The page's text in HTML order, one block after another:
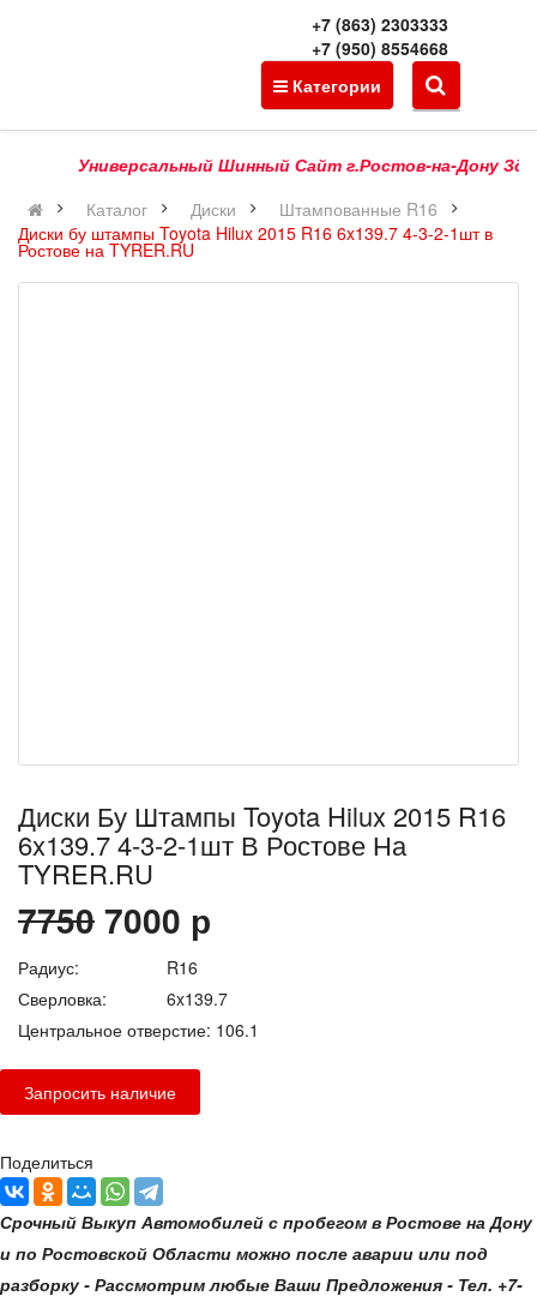
+7 (863) 2303333
+7 (950) 8554668
Категории
Универсальный Шинный Сайт г.Ростов-на-Дону
Каталог
Диски
Штампованные R16
Диски бу штампы Toyota Hilux 2015 R16 6x139.7 4-3-2-1шт в
Ростове на TYRER.RU
Диски Бу Штампы Toyota Hilux 2015 R16
6x139.7 4-3-2-1шт В Ростове На
TYRER.RU
77507000 р
Радиус:
R16
Сверловка:
6x139.7
Центральное отверстие: 106.1
Поделиться
Срочный Выкуп Автомобилей с пробегом в Ростове на Дону
и по Ростовской Области можно после аварии или под
разборку - Рассмотрим любые Ваши Предложения - Тел. +7-